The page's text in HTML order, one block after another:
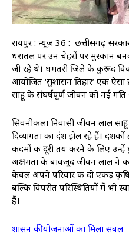
रायपुर : न्यूज़ 36 : छत्तीसगढ़
धरातल पर उन चेहरों पर मुस्कान
जी रहे थे। धमतरी जिले के कुरूद
आयोजित ‘सुशासन तिहार’ एक
साहू के संघर्षपूर्ण जीवन को नई गति
सिवनीकला निवासी जीवन लाल
दिव्यांगता का दंश झेल रहे हैं।
कदमों की दूरी तय करने के लिए उन्हें
अक्षमता के बावजूद जीवन लाल ने
केवल अपने परिवार की दो एकड़
बल्कि विपरीत परिस्थितियों में भी
हैं।
​शासन की योजनाओं का मिला संबल